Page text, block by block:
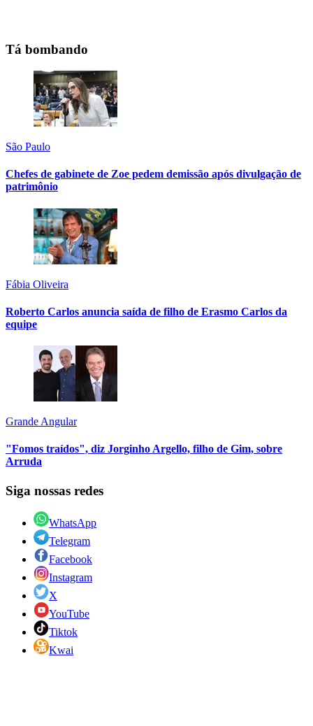
Tá bombando
São Paulo
Chefes de gabinete de Zoe pedem demissão após divulgação de
patrimônio
Fábia Oliveira
Roberto Carlos anuncia saída de filho de Erasmo Carlos da
equipe
Grande Angular
"Fomos traídos", diz Jorginho Argello, filho de Gim, sobre
Arruda
Siga nossas redes
WhatsApp
Telegram
Facebook
Instagram
X
YouTube
Tiktok
Kwai